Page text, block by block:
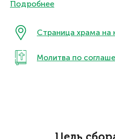
Подробнее
Страница храма на
Молитва по